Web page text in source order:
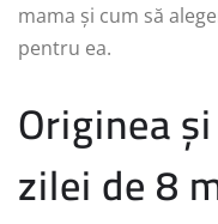
mama și cum să
pentru ea.
Originea
zilei de 8